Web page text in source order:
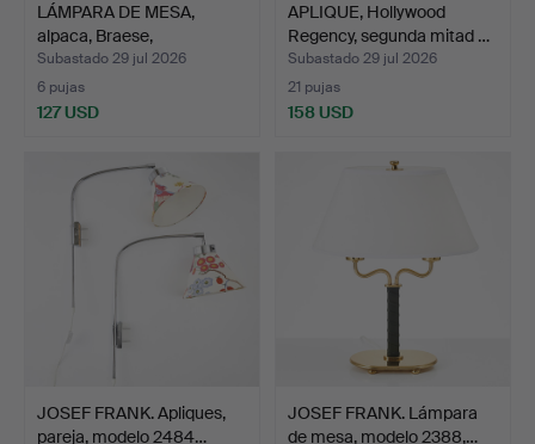
LÁMPARA DE MESA,
alpaca, Braese,
Estocolmo…
Subastado 29 jul 2026
6 pujas
127 USD
APLIQUE, Hollywood
Regency, segunda mitad …
Subastado 29 jul 2026
21 pujas
158 USD
JOSEF FRANK. Apliques,
pareja, modelo 2484…
JOSEF FRANK. Lámpara
de mesa, modelo 2388,…